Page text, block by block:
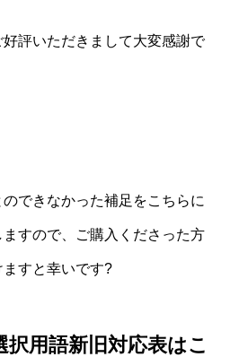
評いただきまして大変感謝で
できなかった補足をこちらに
すので、ご購入くださった方
すと幸いです?
択用語新旧対応表はこ